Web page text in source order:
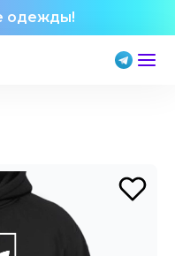
одежды!